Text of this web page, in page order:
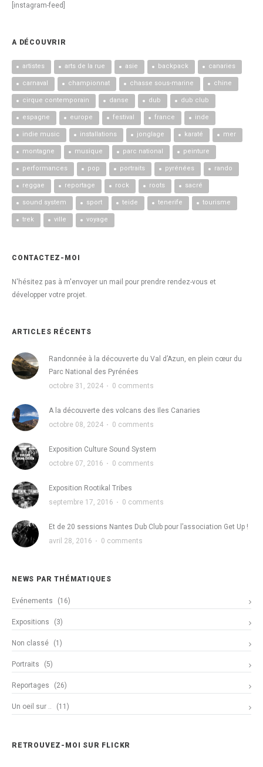
[instagram-feed]
A DÉCOUVRIR
artistes arts de la rue asie backpack canaries
carnaval championnat chasse sous-marine chine
cirque contemporain danse dub dub club
espagne europe festival france inde
indie music installations jonglage karaté mer
montagne musique parc national peinture
performances pop portraits pyrénées rando
reggae reportage rock roots sacré
sound system sport teide tenerife tourisme
trek ville voyage
CONTACTEZ-MOI
N'hésitez pas à m'envoyer un mail pour prendre rendez-vous et
développer votre projet.
ARTICLES RÉCENTS
Randonnée à la découverte du Val d’Azun, en plein cœur du
Parc National des Pyrénées
octobre 31, 2024 · 0 comments
A la découverte des volcans des Iles Canaries
octobre 08, 2024 · 0 comments
Exposition Culture Sound System
octobre 07, 2016 · 0 comments
Exposition Rootikal Tribes
septembre 17, 2016 · 0 comments
Et de 20 sessions Nantes Dub Club pour l’association Get Up !
avril 28, 2016 · 0 comments
NEWS PAR THÉMATIQUES
Evénements (16)
Expositions (3)
Non classé (1)
Portraits (5)
Reportages (26)
Un oeil sur .. (11)
RETROUVEZ-MOI SUR FLICKR